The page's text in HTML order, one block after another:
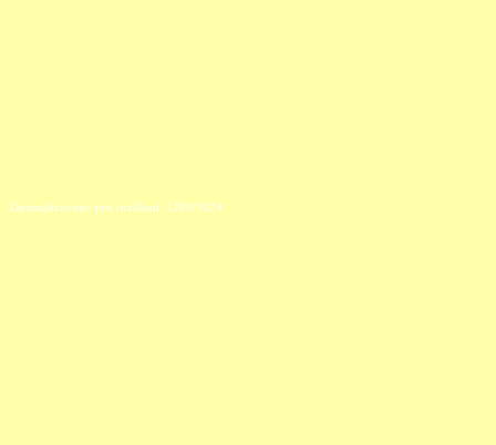
Optimalizováno pro rozlišení: 1280/1024